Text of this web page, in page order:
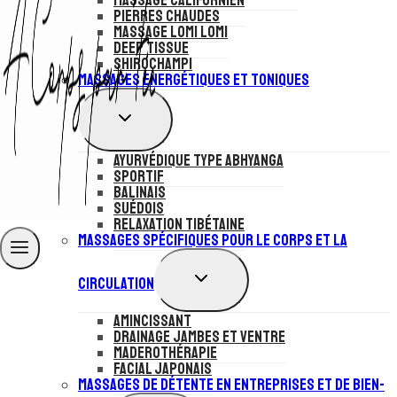
Pierres Chaudes
Massage Lomi Lomi
Deep Tissue
Shirochampi
Massages Energétiques et Toniques
OUVRIR/FERMER
MENU
ENFANT
Ayurvédique Type Abhyanga
Sportif
Balinais
Suédois
Relaxation Tibétaine
Massages Spécifiques pour le Corps et la
Circulation OUVRIR/FERMER
MENU
ENFANT
Amincissant
Drainage jambes et ventre
Maderothérapie
Facial Japonais
Massages de Détente en Entreprises et de Bien-